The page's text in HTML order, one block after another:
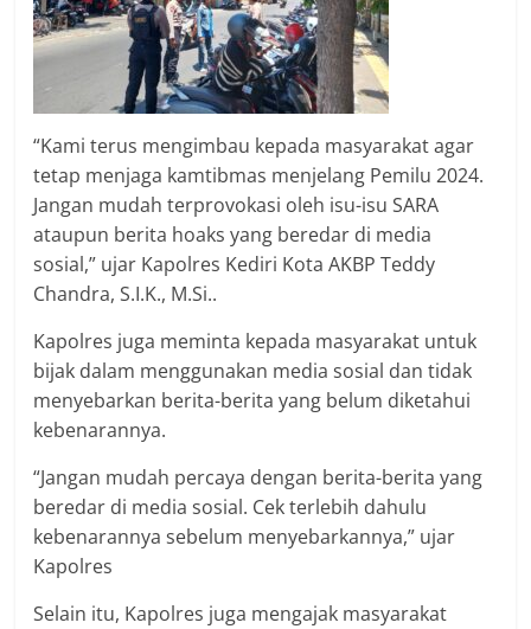
“Kami terus mengimbau kepada masyarakat agar
tetap menjaga kamtibmas menjelang Pemilu 2024.
Jangan mudah terprovokasi oleh isu-isu SARA
ataupun berita hoaks yang beredar di media
sosial,” ujar Kapolres Kediri Kota AKBP Teddy
Chandra, S.I.K., M.Si..
Kapolres juga meminta kepada masyarakat untuk
bijak dalam menggunakan media sosial dan tidak
menyebarkan berita-berita yang belum diketahui
kebenarannya.
“Jangan mudah percaya dengan berita-berita yang
beredar di media sosial. Cek terlebih dahulu
kebenarannya sebelum menyebarkannya,” ujar
Kapolres
Selain itu, Kapolres juga mengajak masyarakat